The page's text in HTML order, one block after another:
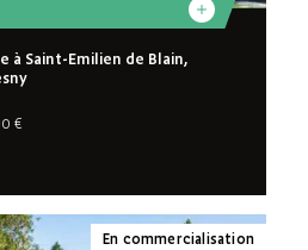
à Saint-Emilien de Blain,
€
En commercialisation